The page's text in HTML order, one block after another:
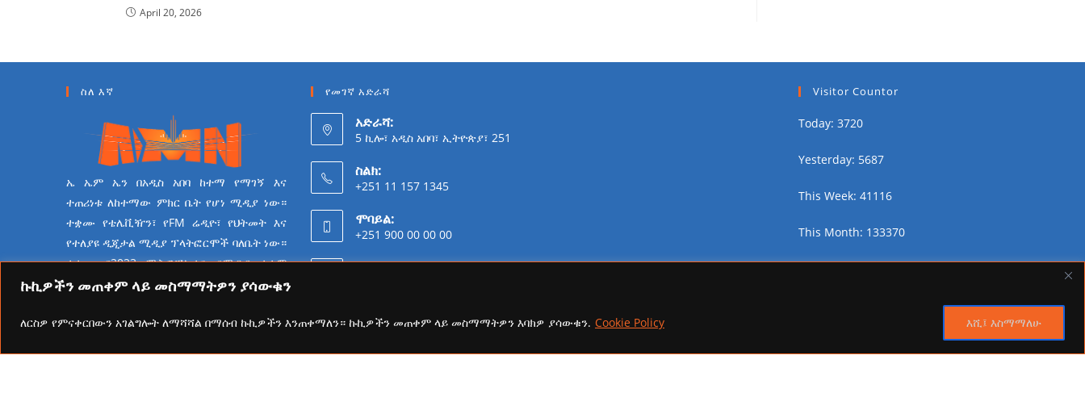
ኩኪዎችን መጠቀም ላይ መስማማትዎን ያሳውቁን
ለርስዎ የምናቀርበውን አገልግሎት ለማሻሻል በማሰብ ኩኪዎችን እንጠቀማለን። ኩኪዎችን መጠቀም ላይ መስማማትዎን እባክዎ ያሳውቁን. Cookie Policy እሺ፤ እስማማለሁ
April 20, 2026
ስለ እኛ
ኤ ኤም ኤን በአዲስ አበባ ከተማ የማገኝ እና
ተጠሪነቱ ለከተማው ምክር ቤት የሆነ ሚዲያ ነው።
ተቋሙ የቴሌቪዥን፣ የFM ሬዲዮ፣ የህትመት እና
የተለያዩ ዲጂታል ሚዲያ ፕላትፎርሞች ባለቤት ነው።
ተቋሙ በ2023 ሜትሮፖሊታን የሚዲያ ተቋም
የመሆን ራዕይ ሰንቆ የይዘት
የመገኛ አድራሻ
አድራሻ:
5 ኪሎ፣ አዲስ አበባ፣ ኢትዮጵያ፣ 251
ስልክ:
+251 11 157 1345
ሞባይል:
+251 900 00 00 00
ፋክስ:
ኢሜይል:
addisaammaa@gmail.com
Visitor Countor
Today: 3720
Yesterday: 5687
This Week: 41116
This Month: 133370